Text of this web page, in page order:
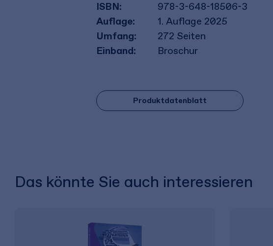
ISBN:
978-3-648-18506-3
Auflage:
1. Auflage 2025
Umfang:
272 Seiten
Einband:
Broschur
Produktdatenblatt
Das könnte Sie auch interessieren